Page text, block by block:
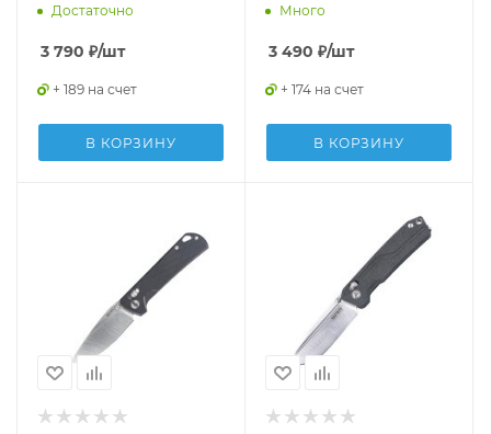
Достаточно
3 790 ₽/шт
+ 189 на счет
В КОРЗИНУ
Много
3 490 ₽/шт
+ 174 на счет
В КОРЗИНУ